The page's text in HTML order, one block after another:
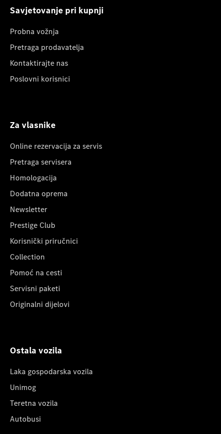
Savjetovanje pri kupnji
Probna vožnja
Pretraga prodavatelja
Kontaktirajte nas
Poslovni korisnici
Za vlasnike
Online rezervacija za servis
Pretraga servisera
Homologacija
Dodatna oprema
Newsletter
Prestige Club
Korisnički priručnici
Collection
Pomoć na cesti
Servisni paketi
Originalni dijelovi
Ostala vozila
Laka gospodarska vozila
Unimog
Teretna vozila
Autobusi